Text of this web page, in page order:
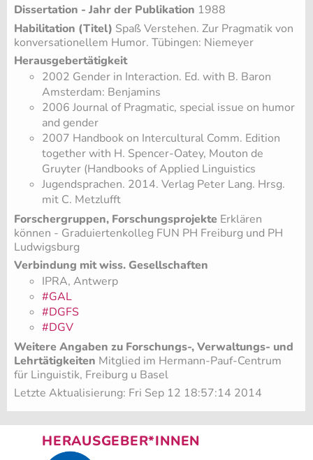
Dissertation - Jahr der Publikation 1988
Habilitation (Titel) Spaß Verstehen. Zur Pragmatik von
konversationellem Humor. Tübingen: Niemeyer
Herausgebertätigkeit
2002 Gender in Interaction. Ed. with B. Baron
Amsterdam: Benjamins
2006 Journal of Pragmatic, special issue on humor
and gender
2007 Handbook on Intercultural Comm. Edition
together with H. Spencer-Oatey, Mouton de
Gruyter (Handbooks of Applied Linguistics
Jugendsprachen. 2014. Verlag Peter Lang. Hrsg.
mit C. Metzlufft
Forschergruppen, Forschungsprojekte Erklären
können - Graduiertenkolleg FUN PH Freiburg und PH
Ludwigsburg
Verbindung mit wiss. Gesellschaften
IPRA, Antwerp
#GAL
#DGFS
#DGV
Weitere Angaben zu Forschungs-, Verwaltungs- und
Lehrtätigkeiten Mitglied im Hermann-Pauf-Centrum
für Linguistik, Freiburg u Basel
Letzte Aktualisierung: Fri Sep 12 18:57:14 2014
HERAUSGEBER*INNEN